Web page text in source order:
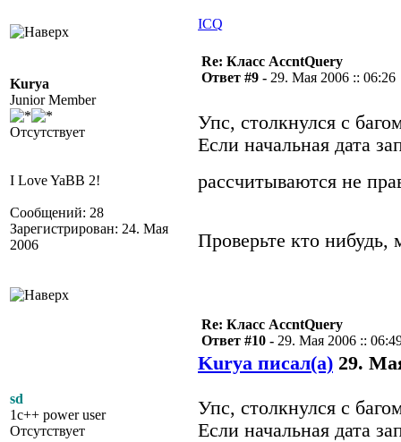
ICQ
Kurya
Junior Member
Отсутствует
I Love YaBB 2!
Сообщений: 28
Зарегистрирован: 24. Мая
2006
Re: Класс AccntQuery
Ответ #9 - 29. Мая 2006 :: 06:26
Упс, столкнулся с
Если начальная дата
рассчитываются не
Проверьте кто
sd
1c++ power user
Отсутствует
Re: Класс AccntQuery
Ответ #10 - 29. Мая 2006 ::
Kurya писал(а) 29.
Упс, столкнулся с
Если начальная дата